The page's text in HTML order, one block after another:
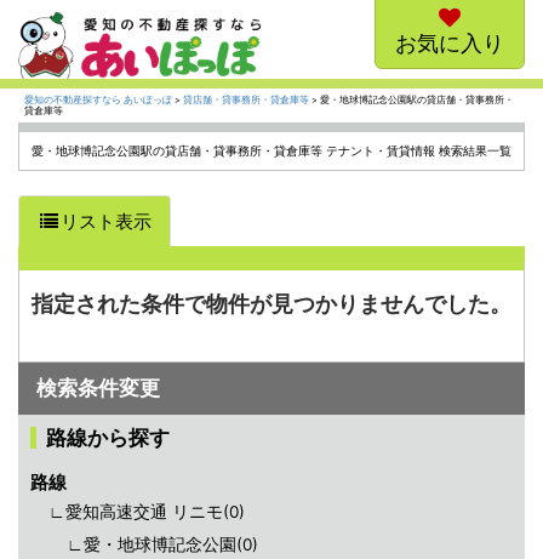
お気に入り
愛知の不動産探すなら あいぽっぽ> 貸店舗・貸事務所・貸倉庫等 > 愛・地球博記念公園駅の貸店舗・貸事務所・
貸倉庫等
愛・地球博記念公園駅の貸店舗・貸事務所・貸倉庫等 テナント・賃貸情報 検索結果一覧
リスト表示
指定された条件で物件が見つかりませんでした。
検索条件変更
路線から探す
路線
∟愛知高速交通 リニモ(0)
∟愛・地球博記念公園(0)